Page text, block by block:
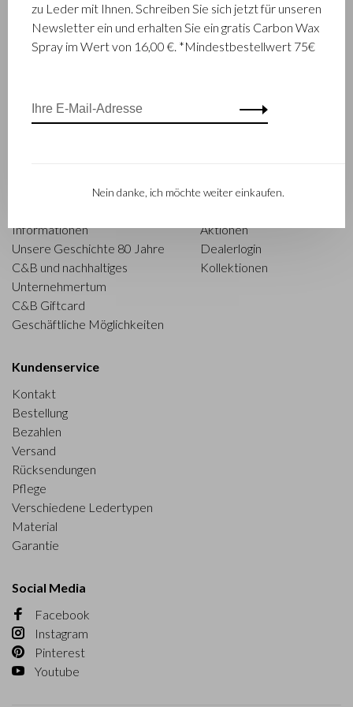
Zeige 1 - 8 von 8
Informationen
Unsere Geschichte 80 Jahre
C&B und nachhaltiges
Unternehmertum
C&B Giftcard
Geschäftliche Möglichkeiten
Aktionen
Dealerlogin
Kollektionen
Kundenservice
Kontakt
Bestellung
Bezahlen
Versand
Rücksendungen
Pflege
Verschiedene Ledertypen
Material
Garantie
Social Media
Facebook
Instagram
Pinterest
Youtube
zu Leder mit Ihnen. Schreiben Sie sich jetzt für unseren
Newsletter ein und erhalten Sie ein gratis Carbon Wax
Spray im Wert von 16,00 €. *Mindestbestellwert 75€
Nein danke, ich möchte weiter einkaufen.